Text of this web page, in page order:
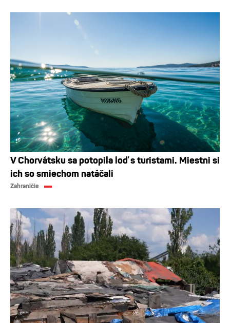
V Chorvátsku sa potopila loď s turistami. Miestni si
ich so smiechom natáčali
Zahraničie